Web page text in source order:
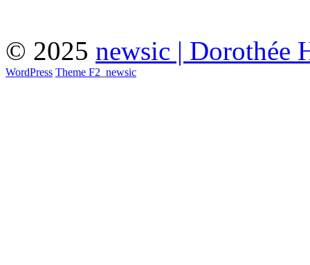
© 2025 newsic | Dorothée
WordPress Theme F2 newsic